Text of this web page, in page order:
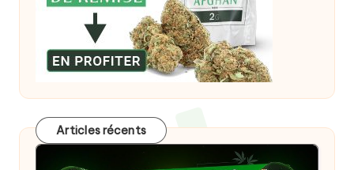
Articles récents